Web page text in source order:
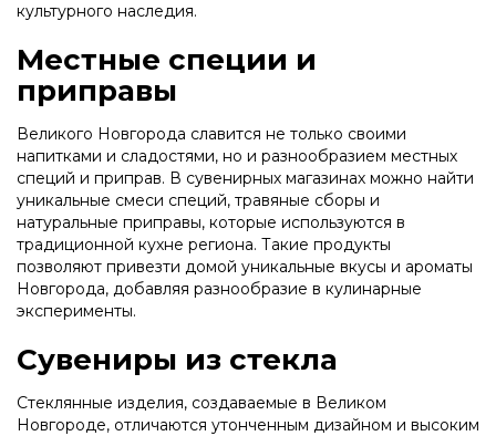
культурного наследия.
Местные специи и
приправы
Великого Новгорода славится не только своими
напитками и сладостями, но и разнообразием местных
специй и приправ. В сувенирных магазинах можно найти
уникальные смеси специй, травяные сборы и
натуральные приправы, которые используются в
традиционной кухне региона. Такие продукты
позволяют привезти домой уникальные вкусы и ароматы
Новгорода, добавляя разнообразие в кулинарные
эксперименты.
Сувениры из стекла
Стеклянные изделия, создаваемые в Великом
Новгороде, отличаются утонченным дизайном и высоким